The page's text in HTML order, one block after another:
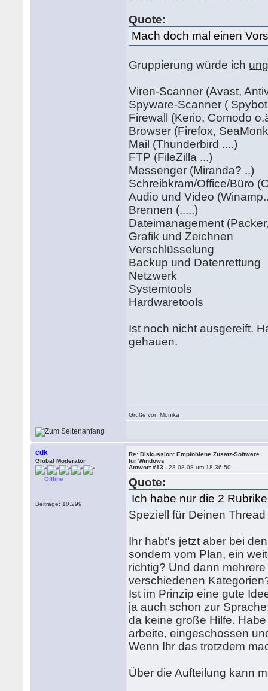
Quote:
Mach doch mal einen
Gruppierung würde ich
Viren-Scanner (Avast,
Spyware-Scanner (
Firewall (Kerio, Comodo
Browser (Firefox,
Mail (Thunderbird ....)
FTP (FileZilla ...)
Messenger (Miranda? ..)
Schreibkram/Office/Büro
Audio und Video
Brennen (.....)
Dateimanagement
Grafik und Zeichnen
Verschlüsselung
Backup und Datenrettung
Netzwerk
Systemtools
Hardwaretools
Ist noch nicht ausgereift.
gehauen.
Grüße von Monika
cdk
Global Moderator
Offline
Beiträge: 10.299
Re: Diskussion: Empfohlene Zusatz-Software
für Windows
Antwort #13 -23.08.08 um 18:36:50
Quote:
Ich habe nur die 2
Speziell für Deinen
Ihr habt's jetzt aber bei
sondern vom Plan, ein
richtig? Und dann
verschiedenen
Ist im Prinzip eine gute
ja auch schon zur
da keine große Hilfe.
arbeite, eingeschossen
Wenn Ihr das trotzdem
Über die Aufteilung kann